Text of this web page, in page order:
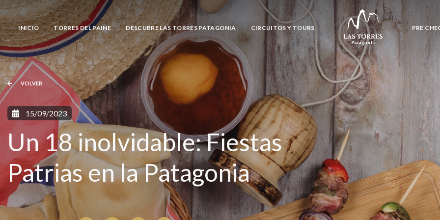
INICIO TORRES DEL PAINE DESCUBRE LAS TORRES PATAGONIA CIRCUITOS Y TOURS PRE
VOLVER
15/09/2023
Un 18 inolvidable: Fiestas
Patrias en la Patagonia